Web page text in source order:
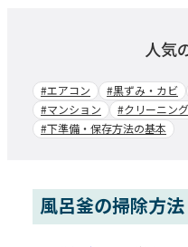
人気
#エアコン #黒ずみ・カビ
#マンション
#クリーニング
#下準備・保存方法の基本
風呂釜の掃除方法